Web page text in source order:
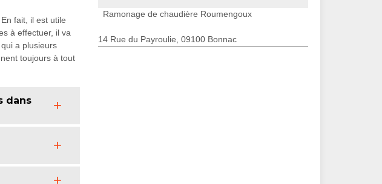
fait, il est utile
à effectuer, il va
a plusieurs
toujours à tout
dans
Ramonage de chaudière Roumengoux
14 Rue du Payroulie, 09100 Bonnac